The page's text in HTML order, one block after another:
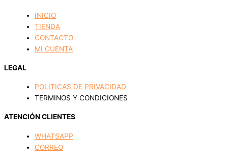
INICIO
TIENDA
CONTACTO
MI CUENTA
LEGAL
POLITICAS DE PRIVACIDAD
TERMINOS Y CONDICIONES
ATENCIÓN CLIENTES
WHATSAPP
CORREO